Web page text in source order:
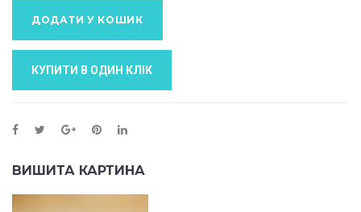
ДОДАТИ У КОШИК
КУПИТИ В ОДИН КЛIК
ВИШИТА КАРТИНА